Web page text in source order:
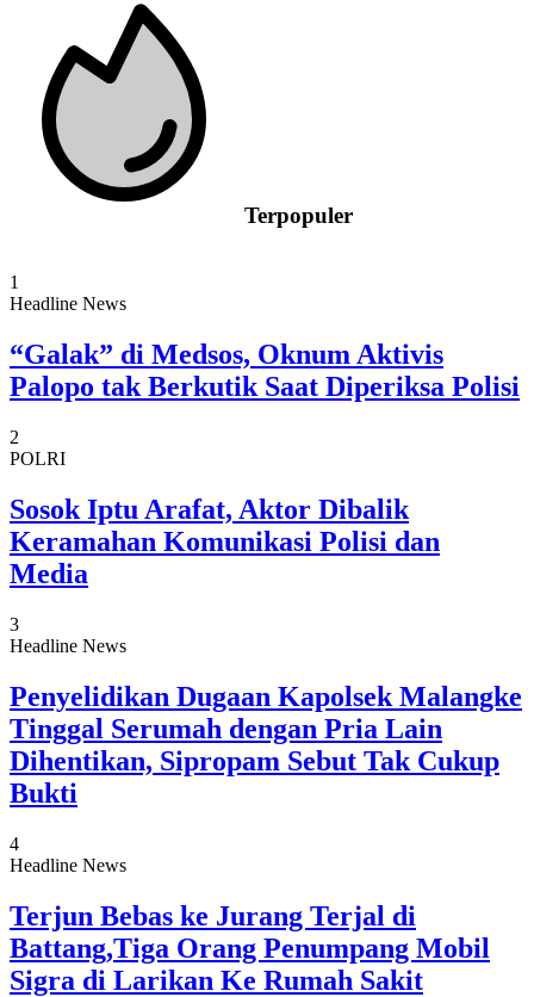
Terpopuler
1
Headline News
“Galak” di Medsos, Oknum Aktivis
Palopo tak Berkutik Saat Diperiksa Polisi
2
POLRI
Sosok Iptu Arafat, Aktor Dibalik
Keramahan Komunikasi Polisi dan
Media
3
Headline News
Penyelidikan Dugaan Kapolsek Malangke
Tinggal Serumah dengan Pria Lain
Dihentikan, Sipropam Sebut Tak Cukup
Bukti
4
Headline News
Terjun Bebas ke Jurang Terjal di
Battang,Tiga Orang Penumpang Mobil
Sigra di Larikan Ke Rumah Sakit